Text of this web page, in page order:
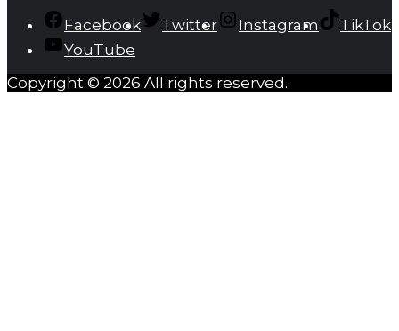
Facebook Twitter Instagram
TikTok
YouTube
Copyright © 2026 All rights reserved.